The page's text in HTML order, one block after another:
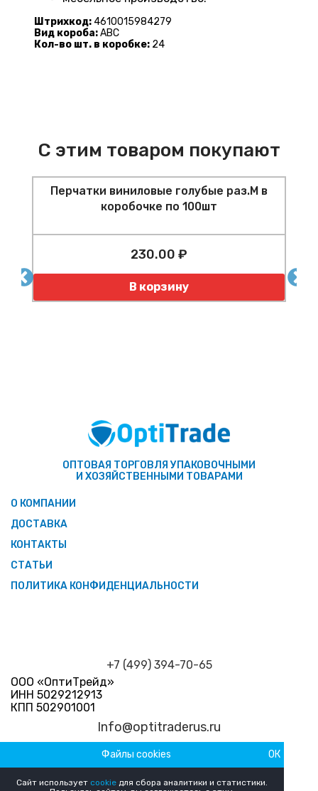
Штрихкод:4610015984279
Вид короба:ABC
Кол-во шт. в коробке: 24
С этим товаром покупают
Перчатки виниловые голубые раз.M в
коробочке по 100шт
230.00 ₽
Количество
В корзину
Файлы cookies ОК
Сайт использует cookie для сбора аналитики и статистики.
ОПТОВАЯ ТОРГОВЛЯ УПАКОВОЧНЫМИ
И ХОЗЯЙСТВЕННЫМИ ТОВАРАМИ
О КОМПАНИИ
ДОСТАВКА
КОНТАКТЫ
СТАТЬИ
ПОЛИТИКА КОНФИДЕНЦИАЛЬНОСТИ
+7 (499) 394-70-65
ООО «ОптиТрейд»
ИНН 5029212913
КПП 502901001
Info@optitraderus.ru
График работы